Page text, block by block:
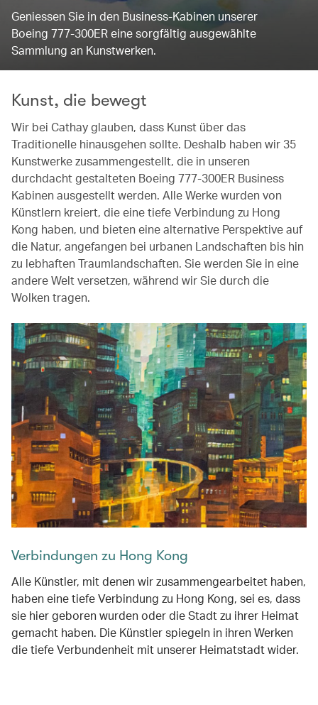
Geniessen Sie in den Business-Kabinen unserer
Boeing 777-300ER eine sorgfältig ausgewählte
Sammlung an Kunstwerken.
Kunst, die bewegt
Wir bei Cathay glauben, dass Kunst über das
Traditionelle hinausgehen sollte. Deshalb haben wir 35
Kunstwerke zusammengestellt, die in unseren
durchdacht gestalteten Boeing 777-300ER Business
Kabinen ausgestellt werden. Alle Werke wurden von
Künstlern kreiert, die eine tiefe Verbindung zu Hong
Kong haben, und bieten eine alternative Perspektive auf
die Natur, angefangen bei urbanen Landschaften bis hin
zu lebhaften Traumlandschaften. Sie werden Sie in eine
andere Welt versetzen, während wir Sie durch die
Wolken tragen.
Verbindungen zu Hong Kong
Alle Künstler, mit denen wir zusammengearbeitet haben,
haben eine tiefe Verbindung zu Hong Kong, sei es, dass
sie hier geboren wurden oder die Stadt zu ihrer Heimat
gemacht haben. Die Künstler spiegeln in ihren Werken
die tiefe Verbundenheit mit unserer Heimatstadt wider.